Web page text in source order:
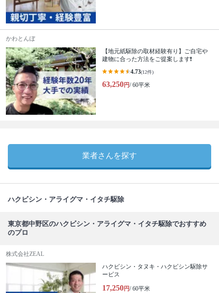
かわとんぼ
【地元紙駆除の取材経験有り】ご自宅や
建物に合った方法をご提案します❗️
4.73(12件)
63,250円/ 60平米
業者さんを探す
ハクビシン・アライグマ・イタチ駆除
東京都中野区のハクビシン・アライグマ・イタチ駆除でおすすめ
のプロ
株式会社ZEAL
ハクビシン・タヌキ・ハクビシン駆除サ
ービス
17,250円/ 60平米